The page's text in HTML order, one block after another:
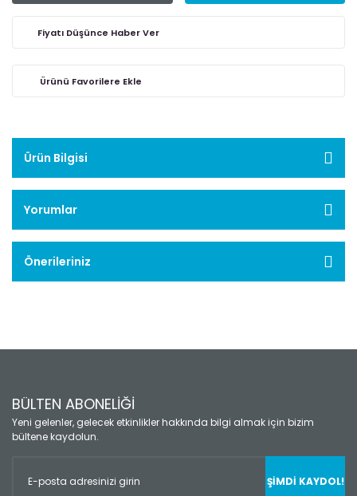
Fiyatı Düşünce Haber Ver
Ürün Bilgisi
Yorumlar
Önerileriniz
BÜLTEN ABONELİĞİ
Yeni gelenler, gelecek etkinlikler hakkında bilgi almak için bizim
bültene kaydolun.
ŞİMDİ KAYDOL!